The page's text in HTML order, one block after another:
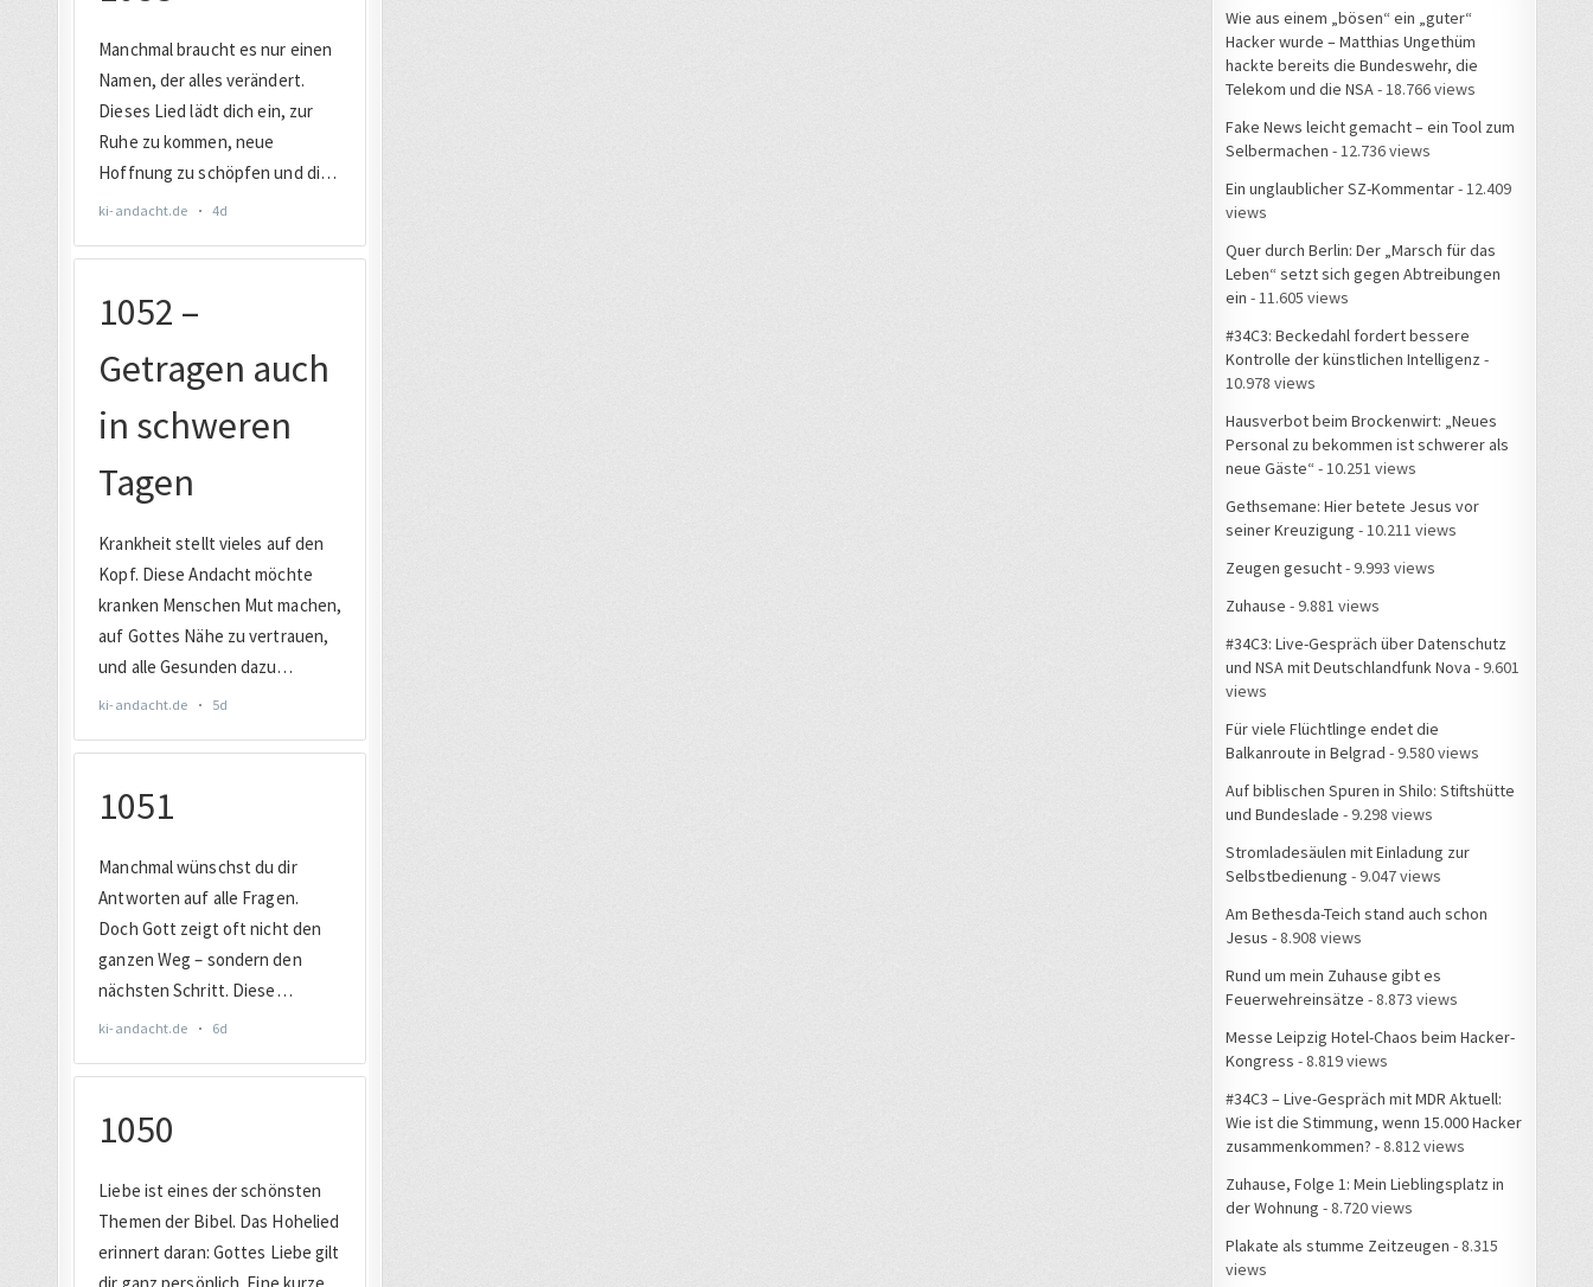
Wie aus einem „bösen“ ein „guter“
Hacker wurde – Matthias Ungethüm
hackte bereits die Bundeswehr, die
Telekom und die NSA - 18.766 views
Fake News leicht gemacht – ein Tool zum
Selbermachen - 12.736 views
Ein unglaublicher SZ-Kommentar- 12.409
views
Quer durch Berlin: Der „Marsch für das
Leben“ setzt sich gegen Abtreibungen
ein - 11.605 views
#34C3: Beckedahl fordert bessere
Kontrolle der künstlichen Intelligenz -
10.978 views
Hausverbot beim Brockenwirt: „Neues
Personal zu bekommen ist schwerer als
neue Gäste“ - 10.251 views
Gethsemane: Hier betete Jesus vor
seiner Kreuzigung - 10.211 views
Zeugen gesucht- 9.993 views
Zuhause - 9.881 views
#34C3: Live-Gespräch über Datenschutz
und NSA mit Deutschlandfunk Nova - 9.601
views
Für viele Flüchtlinge endet die
Balkanroute in Belgrad - 9.580 views
Auf biblischen Spuren in Shilo: Stiftshütte
und Bundeslade - 9.298 views
Stromladesäulen mit Einladung zur
Selbstbedienung - 9.047 views
Am Bethesda-Teich stand auch schon
Jesus - 8.908 views
Rund um mein Zuhause gibt es
Feuerwehreinsätze - 8.873 views
Messe Leipzig Hotel-Chaos beim Hacker-
Kongress - 8.819 views
#34C3 – Live-Gespräch mit MDR Aktuell:
Wie ist die Stimmung, wenn 15.000 Hacker
zusammenkommen? - 8.812 views
Zuhause, Folge 1: Mein Lieblingsplatz in
der Wohnung - 8.720 views
Plakate als stumme Zeitzeugen - 8.315
views